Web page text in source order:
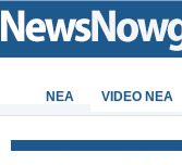
ΝΕΑ VIDEO NEA